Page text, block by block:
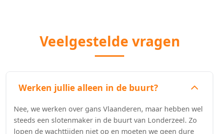
Veelgestelde vragen
Werken jullie alleen in de buurt?
Nee, we werken over gans Vlaanderen, maar hebben wel
steeds een slotenmaker in de buurt van Londerzeel. Zo
lopen de wachttijden niet op en moeten we geen dure